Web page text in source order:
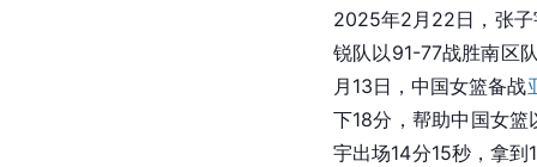
2025年2月22日，张子
锐队以91-77战胜南区
月13日，中国女篮备战
下18分，帮助中国女
宇出场14分15秒，拿